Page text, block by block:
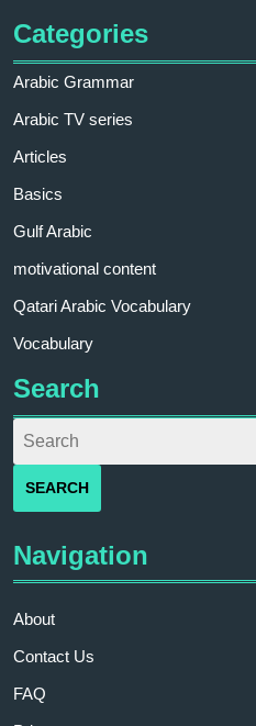
Categories
Arabic Grammar
Arabic TV series
Articles
Basics
Gulf Arabic
motivational content
Qatari Arabic Vocabulary
Vocabulary
Search
Navigation
About
Contact Us
FAQ